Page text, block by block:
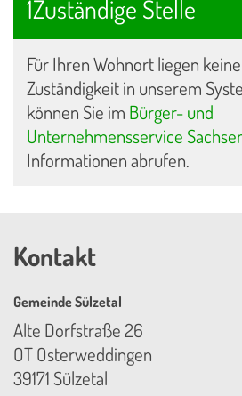
1Zuständige Stelle
Für Ihren Wohnort liegen
Zuständigkeit in unserem
können Sie im Bürger- und
Unternehmensservice
Informationen abrufen.
Kontakt
Gemeinde Sülzetal
Alte Dorfstraße 26
OT Osterweddingen
39171 Sülzetal